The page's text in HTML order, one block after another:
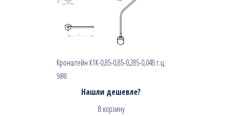
Кронштейн К1К-0,85-0,85-0,285-0,048 г.ц.
5698
Нашли дешевле?
В корзину